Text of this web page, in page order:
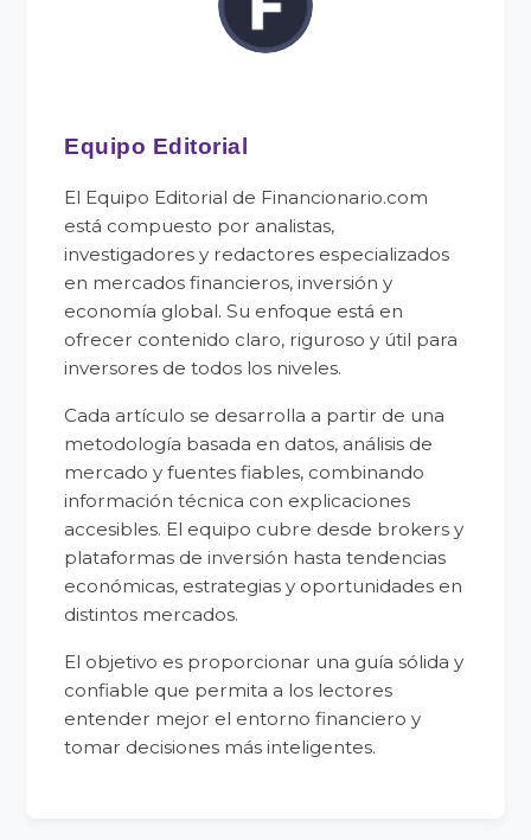
Equipo Editorial
El Equipo Editorial de Financionario.com
está compuesto por analistas,
investigadores y redactores especializados
en mercados financieros, inversión y
economía global. Su enfoque está en
ofrecer contenido claro, riguroso y útil para
inversores de todos los niveles.
Cada artículo se desarrolla a partir de una
metodología basada en datos, análisis de
mercado y fuentes fiables, combinando
información técnica con explicaciones
accesibles. El equipo cubre desde brokers y
plataformas de inversión hasta tendencias
económicas, estrategias y oportunidades en
distintos mercados.
El objetivo es proporcionar una guía sólida y
confiable que permita a los lectores
entender mejor el entorno financiero y
tomar decisiones más inteligentes.